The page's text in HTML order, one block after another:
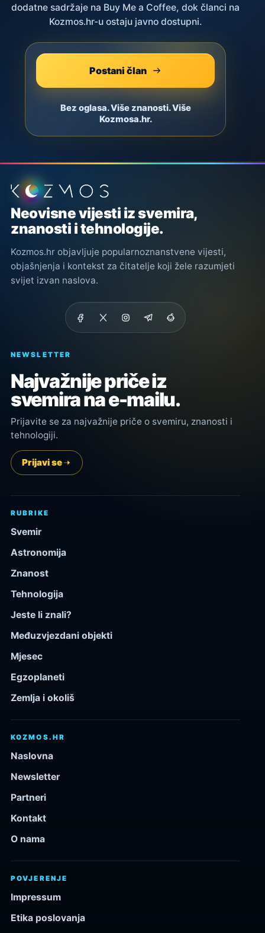
dodatne sadržaje na Buy Me a Coffee, dok članci na
Kozmos.hr-u ostaju javno dostupni.
Postani član
Bez oglasa. Više znanosti. Više
Kozmosa.hr.
Podnožje stranice
Neovisne vijesti iz svemira,
znanosti i tehnologije.
Kozmos.hr objavljuje popularnoznanstvene vijesti,
objašnjenja i kontekst za čitatelje koji žele razumjeti
svijet izvan naslova.
NEWSLETTER
Najvažnije priče iz
svemira na e-mailu.
Prijavite se za najvažnije priče o svemiru, znanosti i
tehnologiji.
Prijavi se
RUBRIKE
Svemir
Astronomija
Znanost
Tehnologija
Jeste li znali?
Međuzvjezdani objekti
Mjesec
Egzoplaneti
Zemlja i okoliš
KOZMOS.HR
Naslovna
Newsletter
Partneri
Kontakt
O nama
POVJERENJE
Impressum
Etika poslovanja